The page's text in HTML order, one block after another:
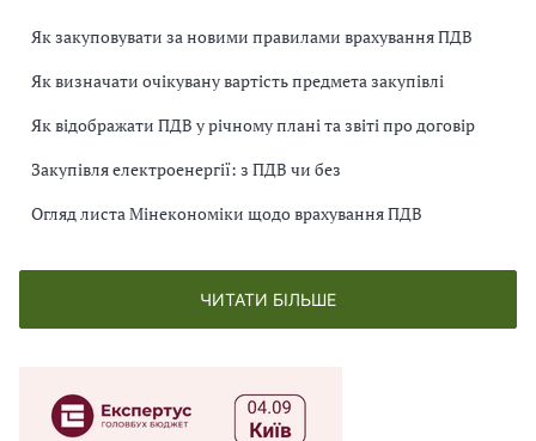
Як закуповувати за новими правилами врахування ПДВ
Як визначати очікувану вартість предмета закупівлі
Як відображати ПДВ у річному плані та звіті про договір
Закупівля електроенергії: з ПДВ чи без
Огляд листа Мінекономіки щодо врахування ПДВ
ЧИТАТИ БІЛЬШЕ